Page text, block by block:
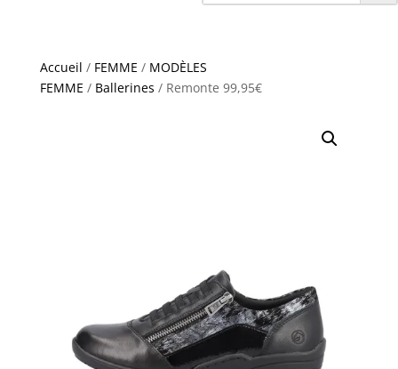
Accueil / FEMME / MODÈLES
FEMME / Ballerines / Remonte 99,95€